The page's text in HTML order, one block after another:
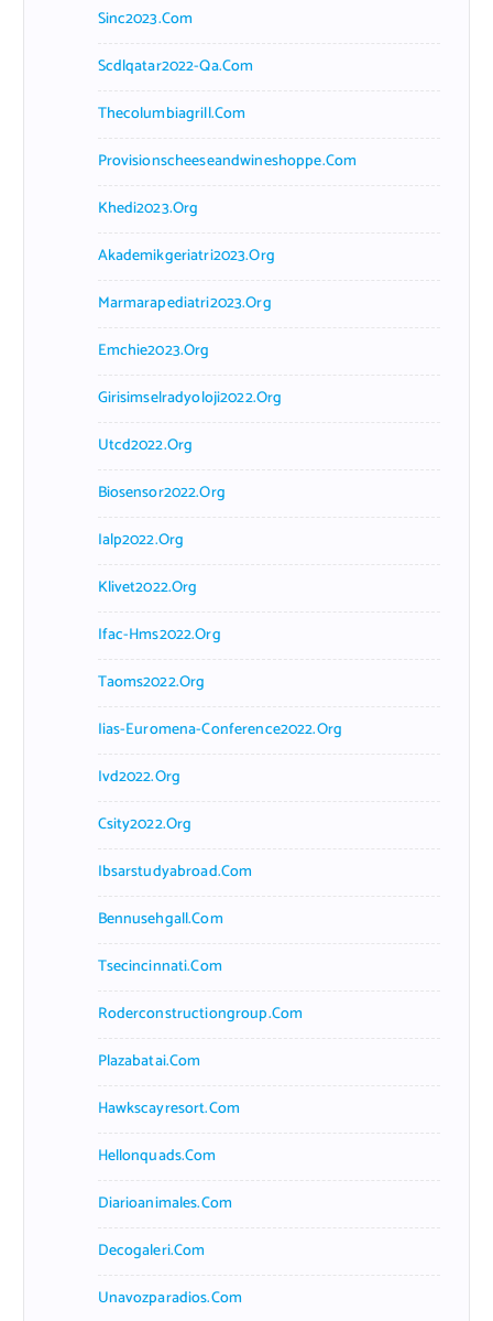
Sinc2023.com
Scdlqatar2022-Qa.com
Thecolumbiagrill.com
Provisionscheeseandwineshoppe.com
Khedi2023.org
Akademikgeriatri2023.org
Marmarapediatri2023.org
Emchie2023.org
Girisimselradyoloji2022.org
Utcd2022.org
Biosensor2022.org
Ialp2022.org
Klivet2022.org
Ifac-Hms2022.org
Taoms2022.org
Iias-Euromena-Conference2022.org
Ivd2022.org
Csity2022.org
Ibsarstudyabroad.com
Bennusehgall.com
Tsecincinnati.com
Roderconstructiongroup.com
Plazabatai.com
Hawkscayresort.com
Hellonquads.com
Diarioanimales.com
Decogaleri.com
Unavozparadios.com